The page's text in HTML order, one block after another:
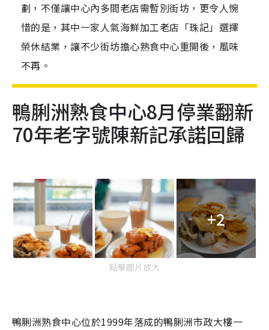
劃，不僅讓中心內多間老店需暫別街坊，更令人惋
惜的是，其中一家人氣海鮮加工老店「珠記」選擇
榮休結業，讓不少街坊擔心熟食中心重開後，風味
不再。
鴨脷洲熟食中心8月停業翻新
70年老字號陳新記承諾回歸
+2
點擊圖片放大
鴨脷洲熟食中心位於1999年落成的鴨脷洲市政大樓一